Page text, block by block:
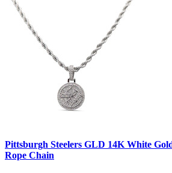
Pittsburgh Steelers GLD 14K White
Rope Chain